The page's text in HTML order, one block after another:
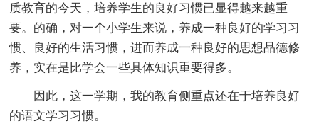
质教育的今天，培养学生的良好习惯已显得越来越重
要。的确，对一个小学生来说，养成一种良好的学习习
惯、良好的生活习惯，进而养成一种良好的思想品德修
养，实在是比学会一些具体知识重要得多。
因此，这一学期，我的教育侧重点还在于培养良好
的语文学习习惯。